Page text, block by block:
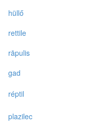
hüllő
rettile
rāpulis
gad
réptil
plazilec